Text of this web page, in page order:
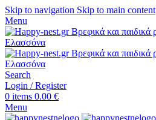
Skip to navigation Skip to main content
Menu
Search
Login / Register
0 items 0.00 €
Menu